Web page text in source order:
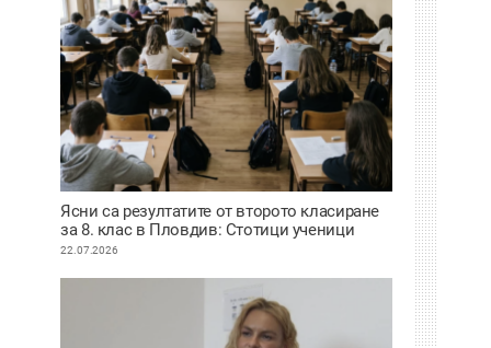
Ясни са резултатите от второто класиране
за 8. клас в Пловдив: Стотици ученици
сбъднаха мечтата си за по-предно желание
22.07.2026